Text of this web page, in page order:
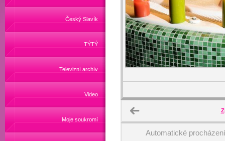
Český Slavík
TÝTÝ
Televizní archív
Video
Moje soukromí
Automatické